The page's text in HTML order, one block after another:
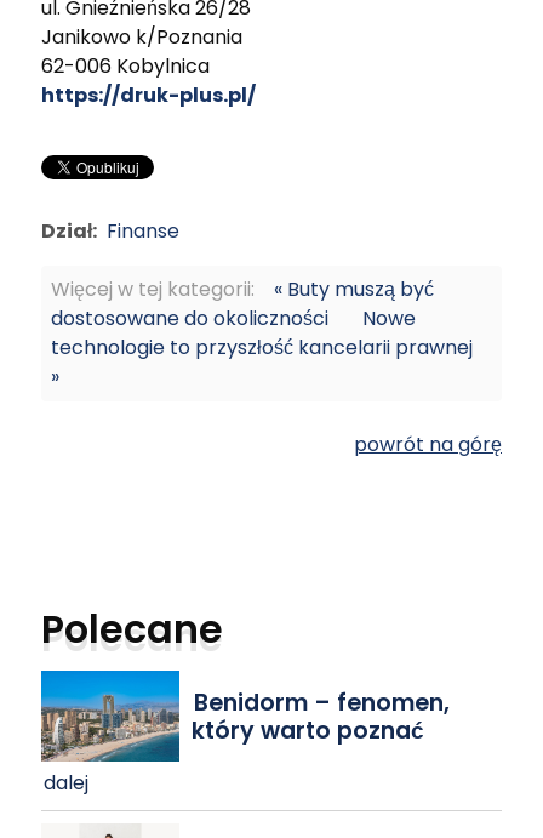
ul. Gnieźnieńska 26/28
Janikowo k/Poznania
62-006 Kobylnica
https://druk-plus.pl/
Dział: Finanse
Więcej w tej kategorii:
« Buty muszą być
dostosowane do okoliczności
Nowe
technologie to przyszłość kancelarii prawnej
»
powrót na górę
Polecane
Benidorm – fenomen,
który warto poznać
dalej